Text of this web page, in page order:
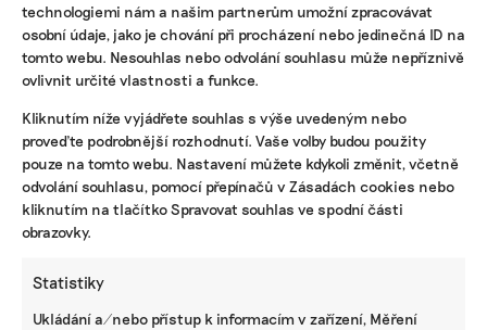
technologiemi nám a našim partnerům umožní zpracovávat
osobní údaje, jako je chování při procházení nebo jedinečná ID na
tomto webu. Nesouhlas nebo odvolání souhlasu může nepříznivě
ovlivnit určité vlastnosti a funkce.
Kliknutím níže vyjádřete souhlas s výše uvedeným nebo
proveďte podrobnější rozhodnutí. Vaše volby budou použity
pouze na tomto webu. Nastavení můžete kdykoli změnit, včetně
odvolání souhlasu, pomocí přepínačů v Zásadách cookies nebo
kliknutím na tlačítko Spravovat souhlas ve spodní části
obrazovky.
Statistiky
Ukládání a/nebo přístup k informacím v zařízení, Měření
KOMERČNÍ SDĚLENÍ
Udržitelnost, umění i komunitní sdílení.
Festival Týká se to také tebe v Uherském
Hradišti startuje tento týden
způsob, jak řídit firmu do budoucna a zvyšovat